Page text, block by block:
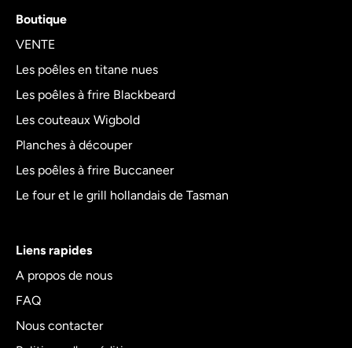
out
of
Boutique
VENTE
Les poêles en titane nues
Les poêles à frire Blackbeard
Les couteaux Wigbold
Planches à découper
Les poêles à frire Buccaneer
Le four et le grill hollandais de Tasman
Liens rapides
A propos de nous
FAQ
Nous contacter